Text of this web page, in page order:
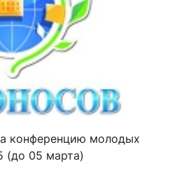
конференцию молодых
(до 05 марта)